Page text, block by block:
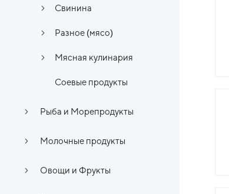
Свинина
Разное (мясо)
Мясная кулинария
Соевые продукты
Рыба и Морепродукты
Молочные продукты
Овощи и Фрукты